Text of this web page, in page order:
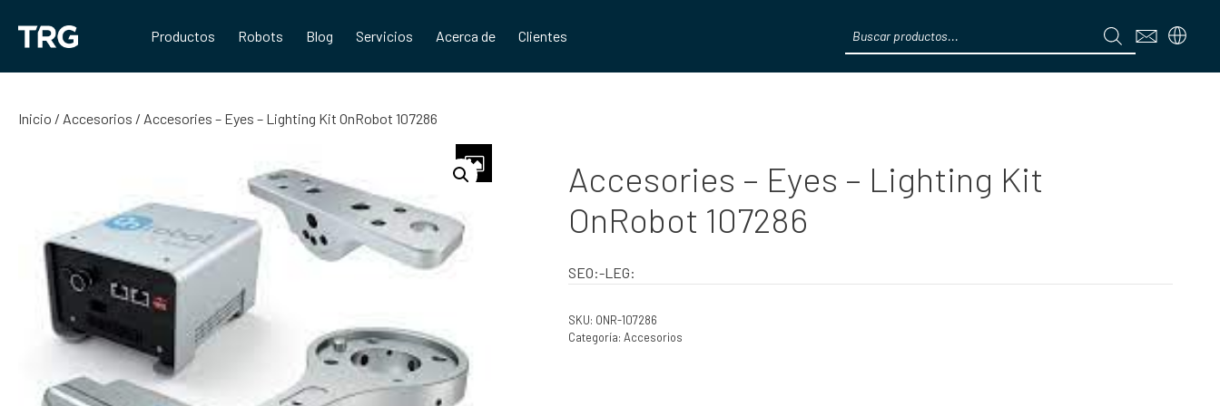
contenido
Productos Robots Blog Servicios Acerca de Clientes
search
Inicio / Accesorios / Accesories – Eyes – Lighting Kit OnRobot 107286
Accesories – Eyes – Lighting Kit
OnRobot 107286
SEO:-LEG:
SKU: ONR-107286
Categoría: Accesorios